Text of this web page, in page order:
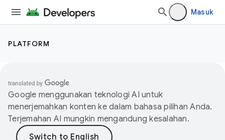
Masuk
PLATFORM
Google menggunakan teknologi AI untuk
menerjemahkan konten ke dalam bahasa pilihan Anda.
Terjemahan AI mungkin mengandung kesalahan.